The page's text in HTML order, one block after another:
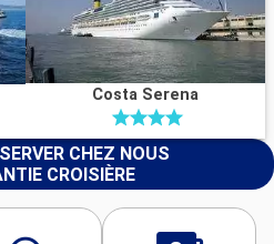
Costa Serena
CHEZ NOUS
CROISIÈRE